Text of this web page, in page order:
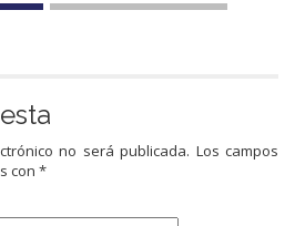
no será publicada. Los campos
con *